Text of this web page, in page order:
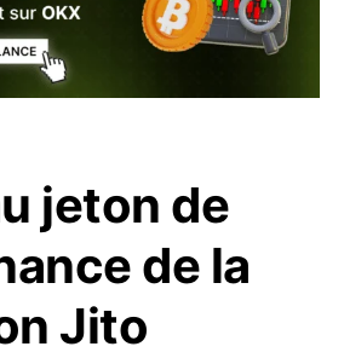
jeton de
de la
Jito